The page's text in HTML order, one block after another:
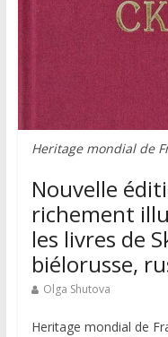
Heritage mondial de
Nouvelle
richement
les livres de
biélorusse,
Olga Shutova
Heritage mondial de